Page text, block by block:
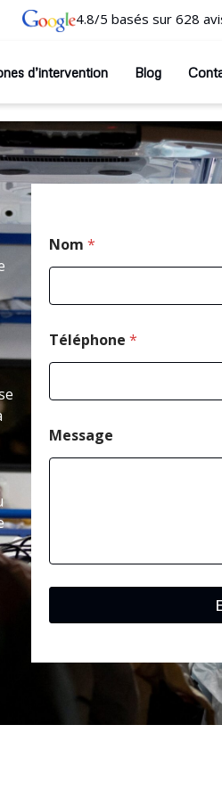
4.8/5 basés sur 628
d’intervention Blog
Nom *
Téléphone *
Message